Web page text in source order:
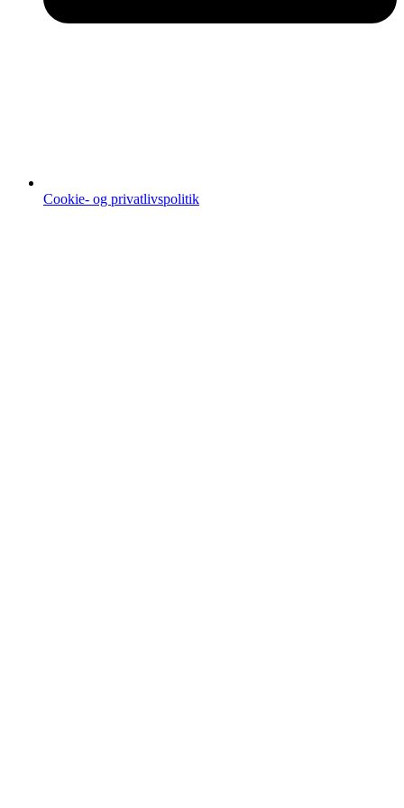
Cookie- og privatlivspolitik